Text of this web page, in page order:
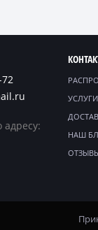
72
НАШ